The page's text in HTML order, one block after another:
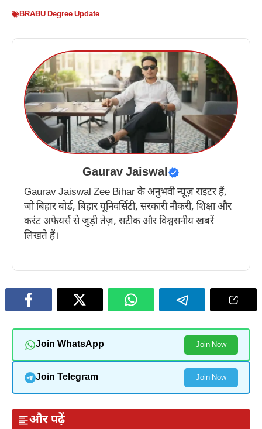
BRABU Degree Update
Gaurav Jaiswal
Gaurav Jaiswal Zee Bihar के अनुभवी न्यूज़ राइटर हैं,
जो बिहार बोर्ड, बिहार यूनिवर्सिटी, सरकारी नौकरी, शिक्षा और
करंट अफेयर्स से जुड़ी तेज़, सटीक और विश्वसनीय खबरें
लिखते हैं।
Join WhatsApp Join Now
Join Telegram Join Now
और पढ़ें